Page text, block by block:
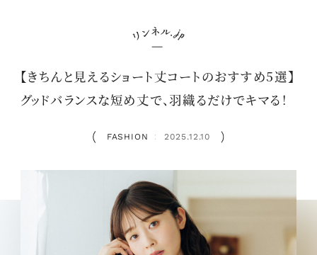
【きちんと見えるショート丈コートのおすすめ5選】
グッドバランスな短め丈で、羽織るだけでキマる！
FASHION ： 2025.12.10